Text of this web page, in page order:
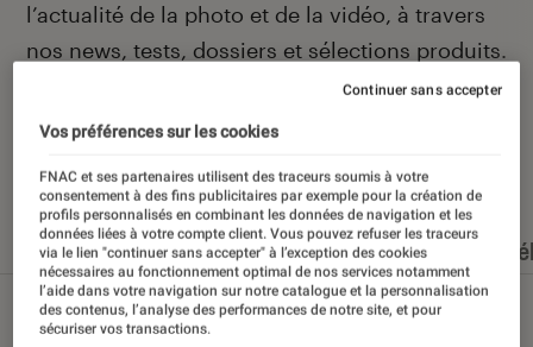
l’actualité de la photo et de la vidéo, à travers
nos news, tests, dossiers et sélections produits.
Nos derniers contenus
Tout Articles Événéments Dossiers
Vos préférences sur les cookies
FNAC et ses partenaires utilisent des traceurs soumis à votre
consentement à des fins publicitaires par exemple pour la création de
profils personnalisés en combinant les données de navigation et les
données liées à votre compte client. Vous pouvez refuser les traceurs
via le lien "continuer sans accepter" à l’exception des cookies
nécessaires au fonctionnement optimal de nos services notamment
l’aide dans votre navigation sur notre catalogue et la personnalisation
des contenus, l’analyse des performances de notre site, et pour
sécuriser vos transactions.
Continuer sans accepter